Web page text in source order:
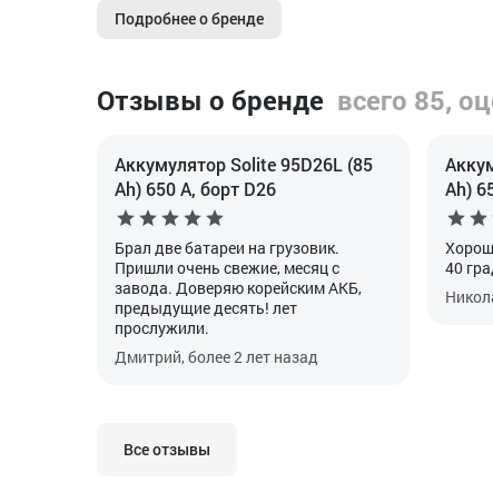
Подробнее о бренде
Отзывы о бренде всего 85,
Аккумулятор Solite 95D26L (85
Ah) 650 А, борт D26
Брал две батареи на грузовик.
Пришли очень свежие, месяц с
завода. Доверяю корейским АКБ,
предыдущие десять! лет
прослужили.
Дмитрий, более 2 лет назад
Ah)
40
Все отзывы